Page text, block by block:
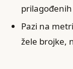
Pazi na
žele brojke,